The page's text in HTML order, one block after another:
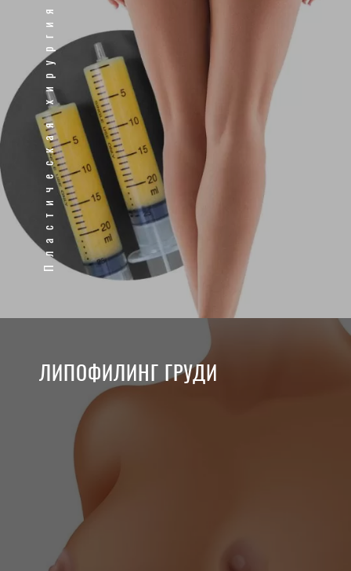
Пластическая хирургия
ЛИПОФИЛИНГ ГРУДИ